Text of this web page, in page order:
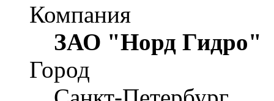
Компания
ЗАО "Норд Гидро"
Город